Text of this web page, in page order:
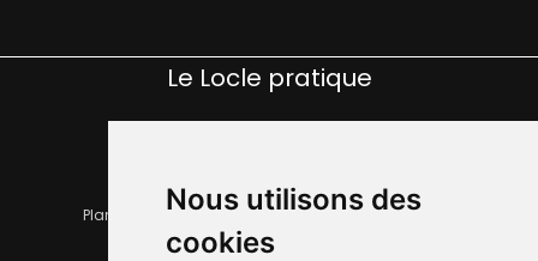
Nous utilisons des
cookies
Le Locle pratique
Plan de la ville Horaires et services communaux